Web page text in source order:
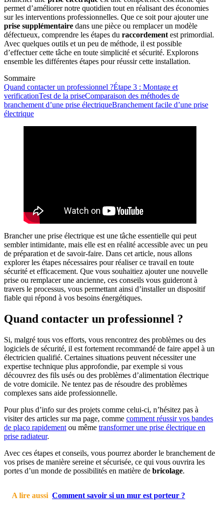
permet d’améliorer notre quotidien tout en réalisant des économies
sur les interventions professionnelles. Que ce soit pour ajouter une
prise supplémentaire dans une pièce ou remplacer un modèle
défectueux, comprendre les étapes du raccordement est primordial.
Avec quelques outils et un peu de méthode, il est possible
d’effectuer cette tâche en toute simplicité et sécurité. Explorons
ensemble les différentes étapes pour réussir cette installation.
Sommaire
Quand contacter un professionnel ?Étape 3 : Montage et
verificationTest de la priseComparaison des méthodes de
branchement d’une prise électriqueBranchement facile d’une prise
électrique
Brancher une prise électrique est une tâche essentielle qui peut
sembler intimidante, mais elle est en réalité accessible avec un peu
de préparation et de savoir-faire. Dans cet article, nous allons
explorer les étapes nécessaires pour réaliser ce travail en toute
sécurité et efficacement. Que vous souhaitiez ajouter une nouvelle
prise ou remplacer une ancienne, ces conseils vous guideront à
travers le processus, vous permettant ainsi d’installer un dispositif
fiable qui répond à vos besoins énergétiques.
Quand contacter un professionnel ?
Si, malgré tous vos efforts, vous rencontrez des problèmes ou des
logiciels de sécurité, il est fortement recommandé de faire appel à un
électricien qualifié. Certaines situations peuvent nécessiter une
expertise technique plus approfondie, par exemple si vous
découvrez des fils usés ou des problèmes d’alimentation électrique
de votre domicile. Ne tentez pas de résoudre des problèmes
complexes sans aide professionnelle.
Pour plus d’info sur des projets comme celui-ci, n’hésitez pas à
visiter des articles sur ma page, comme comment réussir vos bandes
de placo rapidement ou même transformer une prise électrique en
prise radiateur.
Avec ces étapes et conseils, vous pourrez aborder le branchement de
vos prises de manière sereine et sécurisée, ce qui vous ouvrira les
portes d’un monde de possibilités en matière de bricolage.
A lire aussi Comment savoir si un mur est porteur ?